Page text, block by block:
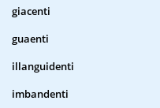
giacenti
guaenti
illanguidenti
imbandenti